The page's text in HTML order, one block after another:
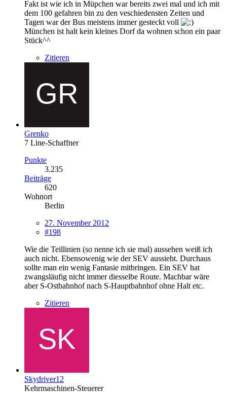
Fakt ist wie ich in Müpchen war bereits zwei mal und ich mit
dem 100 gefahren bin zu den veschiedensten Zeiten und
Tagen war der Bus meistens immer gesteckt voll
München ist halt kein kleines Dorf da wohnen schon ein paar
Stück^^
Zitieren
Grenko
7 Line-Schaffner
Punkte
3.235
Beiträge
620
Wohnort
Berlin
27. November 2012
#198
Wie die Teillinien (so nenne ich sie mal) aussehen weiß ich
auch nicht. Ebensowenig wie der SEV aussieht. Durchaus
sollte man ein wenig Fantasie mitbringen. Ein SEV hat
zwangsläufig nicht immer diesselbe Route. Machbar wäre
aber S-Ostbahnhof nach S-Hauptbahnhof ohne Halt etc.
Zitieren
Skydriver12
Kehrmaschinen-Steuerer